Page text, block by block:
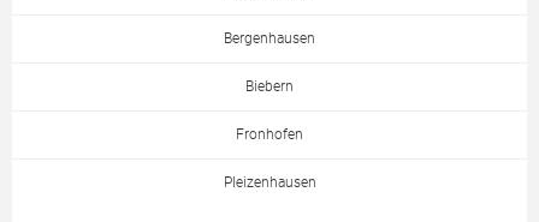
Bergenhausen
Biebern
Fronhofen
Pleizenhausen